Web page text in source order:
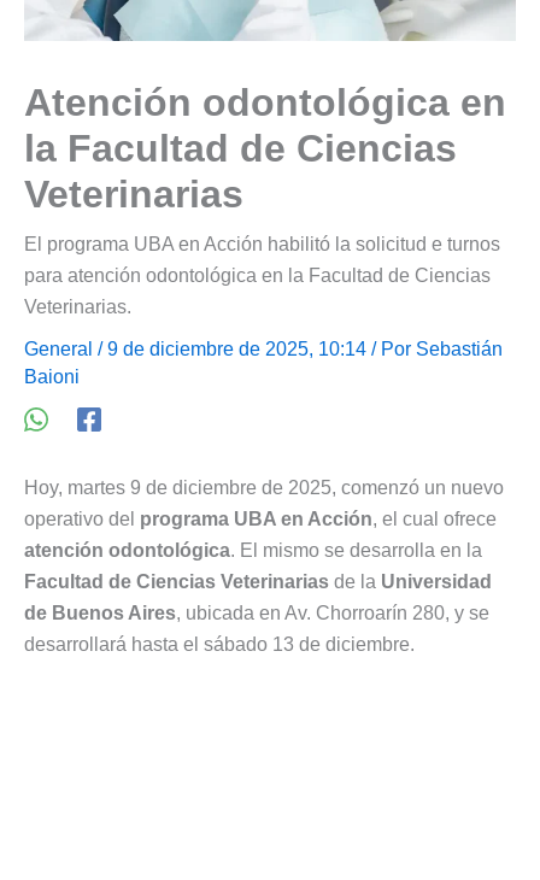
Atención odontológica en
la Facultad de Ciencias
Veterinarias
El programa UBA en Acción habilitó la solicitud e turnos
para atención odontológica en la Facultad de Ciencias
Veterinarias.
General / 9 de diciembre de 2025, 10:14 / Por Sebastián
Baioni
Hoy, martes 9 de diciembre de 2025, comenzó un nuevo
operativo del programa UBA en Acción, el cual ofrece
atención odontológica. El mismo se desarrolla en la
Facultad de Ciencias Veterinarias de la Universidad
de Buenos Aires, ubicada en Av. Chorroarín 280, y se
desarrollará hasta el sábado 13 de diciembre.